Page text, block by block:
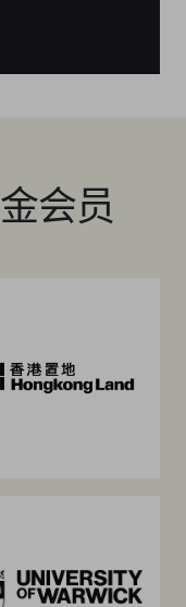
会员